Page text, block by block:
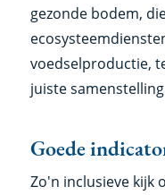
gezonde bodem,
voedselproductie,
juiste
Goede
Zo'n inclusieve kijk